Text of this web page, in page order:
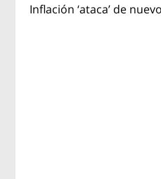
Inflación ‘ataca’ de